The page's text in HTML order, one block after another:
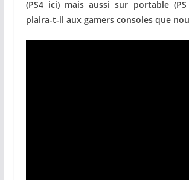
(PS4 ici) mais aussi sur portable
plaira-t-il aux gamers consoles que